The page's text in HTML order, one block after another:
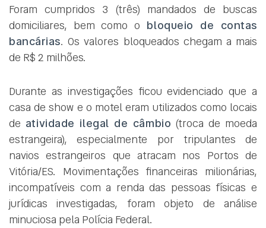
Foram cumpridos 3 (três) mandados de buscas
domiciliares, bem como o bloqueio de contas
bancárias. Os valores bloqueados chegam a mais
de R$ 2 milhões.
Durante as investigações ficou evidenciado que a
casa de show e o motel eram utilizados como locais
de atividade ilegal de câmbio (troca de moeda
estrangeira), especialmente por tripulantes de
navios estrangeiros que atracam nos Portos de
Vitória/ES. Movimentações financeiras milionárias,
incompatíveis com a renda das pessoas físicas e
jurídicas investigadas, foram objeto de análise
minuciosa pela Polícia Federal.